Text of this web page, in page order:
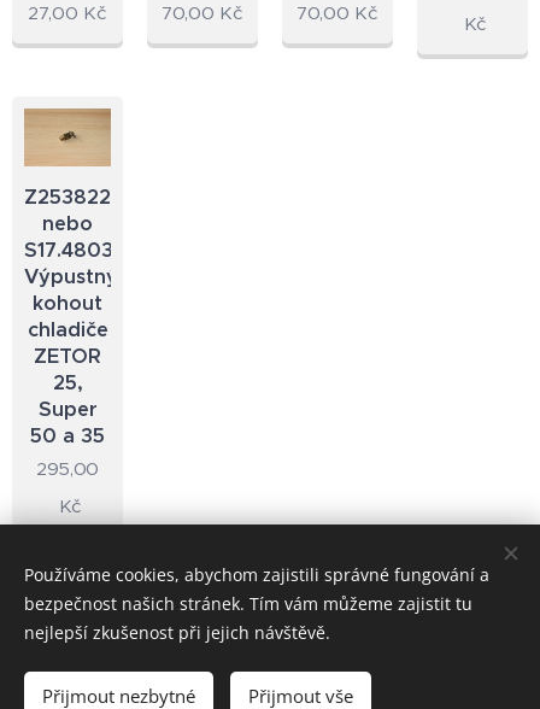
27,00 Kč 70,00 Kč 70,00 Kč
Kč
Z253822.23
nebo
S17.4803
Výpustný
kohout
chladiče
ZETOR
25,
Super
50 a 35
295,00
Kč
© 2025 Všechna práva vyhrazena
Zetor 25 dily
Používáme cookies, abychom zajistili správné fungování a
bezpečnost našich stránek. Tím vám můžeme zajistit tu
nejlepší zkušenost při jejich návštěvě.
Přijmout nezbytné Přijmout vše